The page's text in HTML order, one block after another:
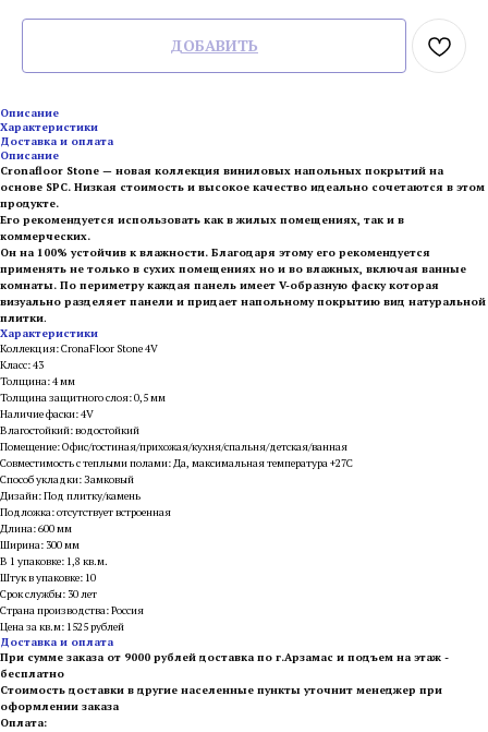
ДОБАВИТЬ
Описание
Характеристики
Доставка и оплата
Описание
Cronafloor Stone — новая коллекция виниловых напольных покрытий на
основе SPC. Низкая стоимость и высокое качество идеально сочетаются в этом
продукте.
Eго рекомендуется использовать как в жилых помещениях, так и в
коммерческих.
Он на 100% устойчив к влажности. Благодаря этому его рекомендуется
применять не только в сухих помещениях но и во влажных, включая ванные
комнаты. По периметру каждая панель имеет V-образную фаску которая
визуально разделяет панели и придает напольному покрытию вид натуральной
плитки.
Характеристики
Коллекция: CronaFloor Stone 4V
Класс: 43
Толщина: 4 мм
Толщина защитного слоя: 0,5 мм
Наличие фаски: 4V
Влагостойкий: водостойкий
Помещение: Офис/гостиная/прихожая/кухня/спальня/детская/ванная
Совместимость с теплыми полами: Да, максимальная температура +27С
Способ укладки: Замковый
Дизайн: Под плитку/камень
Подложка: отсутствует встроенная
Длина: 600 мм
Ширина: 300 мм
В 1 упаковке: 1,8 кв.м.
Штук в упаковке: 10
Срок службы: 30 лет
Страна производства: Россия
Цена за кв.м: 1525 рублей
Доставка и оплата
При сумме заказа от 9000 рублей доставка по г.Арзамас и подъем на этаж -
бесплатно
Стоимость доставки в другие населенные пункты уточнит менеджер при
оформлении заказа
Оплата: